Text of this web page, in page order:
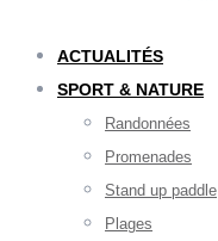
ACTUALITÉS
SPORT & NATURE
Randonnées
Promenades
Stand up paddle
Plages